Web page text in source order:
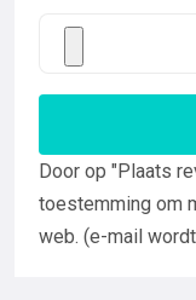
Door op "Plaats
toestemming om
web. (e-mail